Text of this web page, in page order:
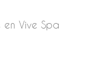
Vive Spa